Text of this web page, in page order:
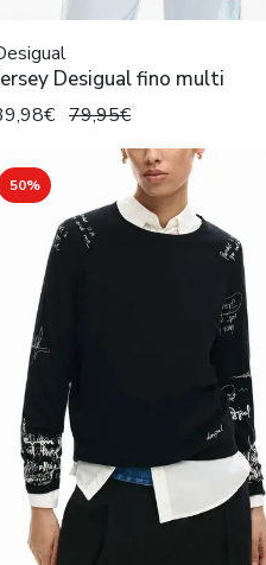
Desigual fino multi
79,95€
50%